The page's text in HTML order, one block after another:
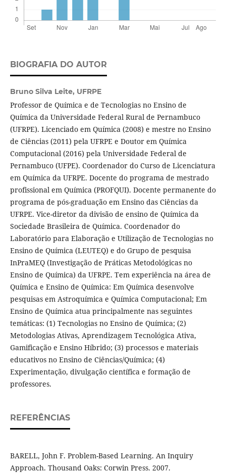
BIOGRAFIA DO AUTOR
Bruno Silva Leite, UFRPE
Professor de Química e de Tecnologias no Ensino de
Química da Universidade Federal Rural de Pernambuco
(UFRPE). Licenciado em Química (2008) e mestre no Ensino
de Ciências (2011) pela UFRPE e Doutor em Química
Computacional (2016) pela Universidade Federal de
Pernambuco (UFPE). Coordenador do Curso de Licenciatura
em Química da UFRPE. Docente do programa de mestrado
profissional em Química (PROFQUI). Docente permanente do
programa de pós-graduação em Ensino das Ciências da
UFRPE. Vice-diretor da divisão de ensino de Química da
Sociedade Brasileira de Química. Coordenador do
Laboratório para Elaboração e Utilização de Tecnologias no
Ensino de Química (LEUTEQ) e do Grupo de pesquisa
InPraMEQ (Investigação de Práticas Metodológicas no
Ensino de Química) da UFRPE. Tem experiência na área de
Química e Ensino de Química: Em Química desenvolve
pesquisas em Astroquímica e Química Computacional; Em
Ensino de Química atua principalmente nas seguintes
temáticas: (1) Tecnologias no Ensino de Química; (2)
Metodologias Ativas, Aprendizagem Tecnológica Ativa,
Gamificação e Ensino Híbrido; (3) processos e materiais
educativos no Ensino de Ciências/Química; (4)
Experimentação, divulgação científica e formação de
professores.
REFERÊNCIAS
BARELL, John F. Problem-Based Learning. An Inquiry
Approach. Thousand Oaks: Corwin Press. 2007.